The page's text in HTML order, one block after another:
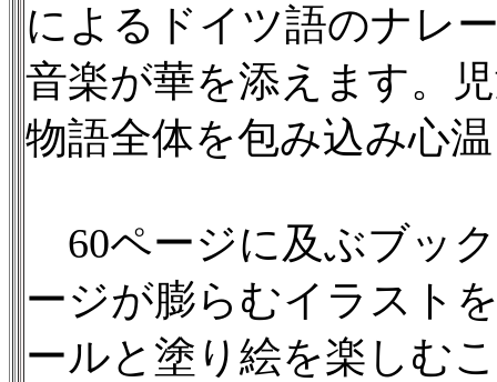
によるドイツ語のナレ
音楽が華を添えます。
物語全体を包み込み心
60ページに及ぶブッ
ージが膨らむイラスト
ールと塗り絵を楽しむ